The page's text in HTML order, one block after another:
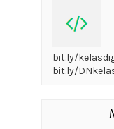
bit.ly/
bit.ly/